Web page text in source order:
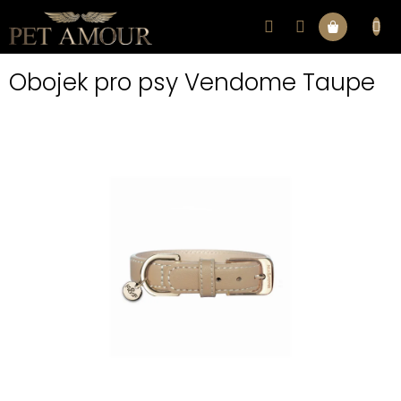
obsah
Nákupní
košík
Obojek pro psy Vendome Taupe